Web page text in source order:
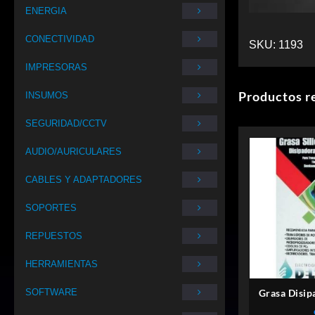
ENERGIA
CONECTIVIDAD
IMPRESORAS
INSUMOS
SEGURIDAD/CCTV
AUDIO/AURICULARES
CABLES Y ADAPTADORES
SOPORTES
REPUESTOS
HERRAMIENTAS
SOFTWARE
SKU: 1193
Productos
Grasa